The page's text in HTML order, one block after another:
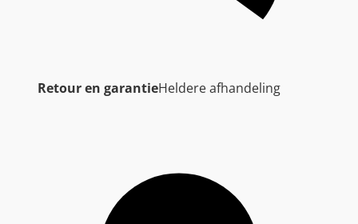
Retour en garantieHeldere afhandeling